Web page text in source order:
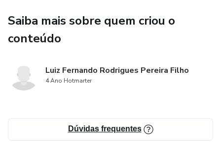
Saiba mais sobre quem criou o
conteúdo
Luiz Fernando Rodrigues Pereira Filho
4 Ano Hotmarter
Dúvidas frequentes